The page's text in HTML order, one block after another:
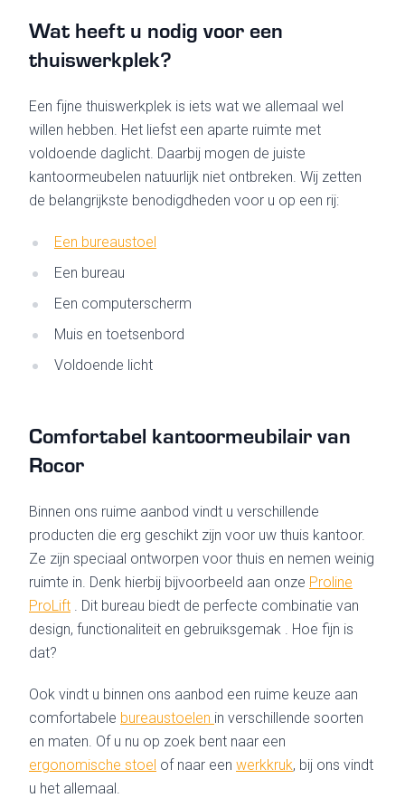
Wat heeft u nodig voor een
thuiswerkplek?
Een fijne thuiswerkplek is iets wat we allemaal wel
willen hebben. Het liefst een aparte ruimte met
voldoende daglicht. Daarbij mogen de juiste
kantoormeubelen natuurlijk niet ontbreken. Wij zetten
de belangrijkste benodigdheden voor u op een rij:
Een bureaustoel
Een bureau
Een computerscherm
Muis en toetsenbord
Voldoende licht
Comfortabel kantoormeubilair van
Rocor
Binnen ons ruime aanbod vindt u verschillende
producten die erg geschikt zijn voor uw thuis kantoor.
Ze zijn speciaal ontworpen voor thuis en nemen weinig
ruimte in. Denk hierbij bijvoorbeeld aan onze Proline
ProLift . Dit bureau biedt de perfecte combinatie van
design, functionaliteit en gebruiksgemak . Hoe fijn is
dat?
Ook vindt u binnen ons aanbod een ruime keuze aan
comfortabele bureaustoelen in verschillende soorten
en maten. Of u nu op zoek bent naar een
ergonomische stoel of naar een werkkruk, bij ons vindt
u het allemaal.